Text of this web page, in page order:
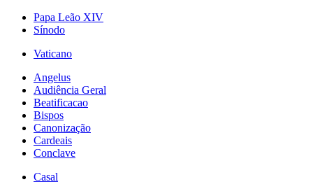
Papa Leão XIV
Sínodo
Vaticano
Angelus
Audiência Geral
Beatificacao
Bispos
Canonização
Cardeais
Conclave
Casal